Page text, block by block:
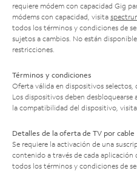
requiere módem con capacidad Gig
módems con capacidad, visita
todos los términos y condiciones de
sujetos a cambios. No están
restricciones.
Términos y condiciones
Oferta válida en dispositivos
Los dispositivos deben
la compatibilidad del dispositivo, visita
Detalles de la oferta de TV por cable
Se requiere la activación de una
contenido a través de cada aplicación
todos los términos y condiciones de